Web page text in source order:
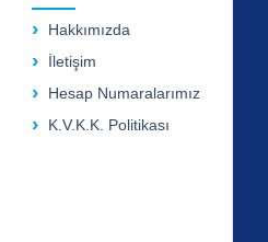
Hakkımızda
İletişim
Hesap Numaralarımız
K.V.K.K. Politikası